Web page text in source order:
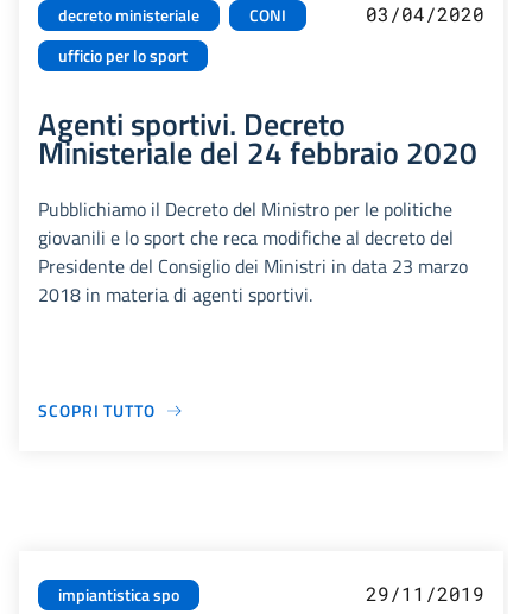
decreto ministeriale
CONI
ufficio per lo sport
03/04/2020
Agenti sportivi. Decreto
Ministeriale del 24 febbraio 2020
Pubblichiamo il Decreto del Ministro per le politiche
giovanili e lo sport che reca modifiche al decreto del
Presidente del Consiglio dei Ministri in data 23 marzo
2018 in materia di agenti sportivi.
SCOPRI TUTTO
impiantistica spo
29/11/2019